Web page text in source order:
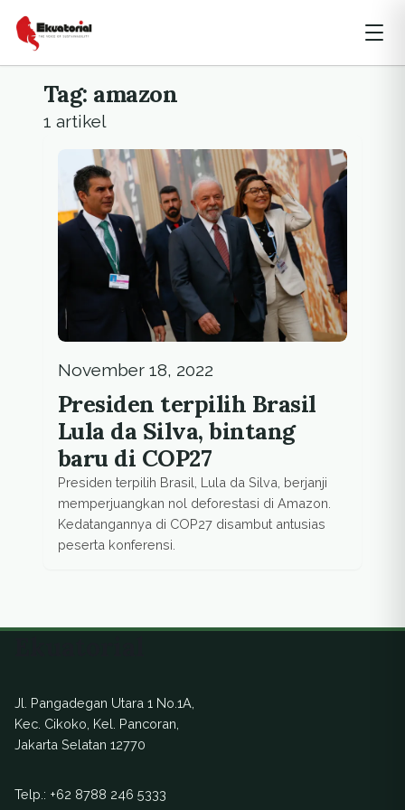
Tag: amazon
1 artikel
November 18, 2022
Presiden terpilih Brasil
Lula da Silva, bintang
baru di COP27
Presiden terpilih Brasil, Lula da Silva, berjanji
memperjuangkan nol deforestasi di Amazon.
Kedatangannya di COP27 disambut antusias
peserta konferensi.
Jl. Pangadegan Utara 1 No.1A,
Kec. Cikoko, Kel. Pancoran,
Jakarta Selatan 12770
Telp.: +62 8788 246 5333